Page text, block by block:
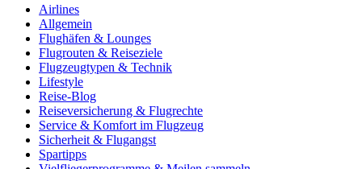
Airlines
Allgemein
Flughäfen & Lounges
Flugrouten & Reiseziele
Flugzeugtypen & Technik
Lifestyle
Reise-Blog
Reiseversicherung & Flugrechte
Service & Komfort im Flugzeug
Sicherheit & Flugangst
Spartipps